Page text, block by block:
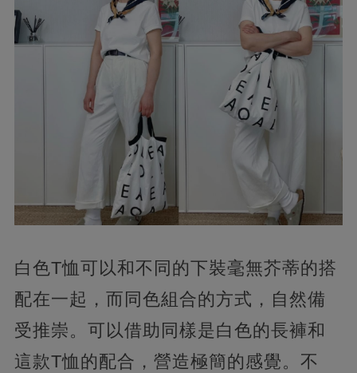
白色T恤可以和不同的下裝毫無芥蒂的搭
配在一起，而同色組合的方式，自然備
受推崇。可以借助同樣是白色的長褲和
這款T恤的配合，營造極簡的感覺。不